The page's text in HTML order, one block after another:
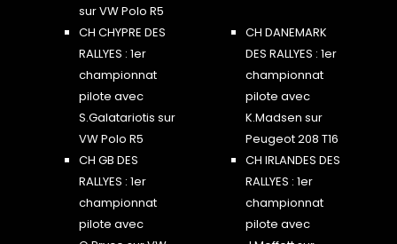
sur VW Polo R5
CH CHYPRE DES
RALLYES : 1er
championnat
pilote avec
S.Galatariotis sur
VW Polo R5
CH DANEMARK
DES RALLYES : 1er
championnat
pilote avec
K.Madsen sur
Peugeot 208 T16
CH GB DES
RALLYES : 1er
championnat
pilote avec
CH IRLANDES DES
RALLYES : 1er
championnat
pilote avec